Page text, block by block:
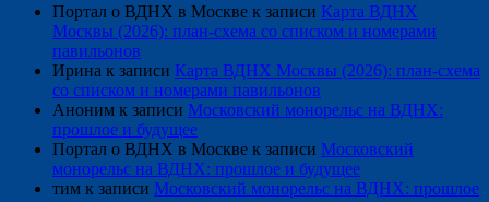
Портал о ВДНХ в Москве к записи Карта ВДНХ
Москвы (2026): план-схема со списком и номерами
павильонов
Ирина к записи Карта ВДНХ Москвы (2026): план-схема
со списком и номерами павильонов
Аноним к записи Московский монорельс на ВДНХ:
прошлое и будущее
Портал о ВДНХ в Москве к записи Московский
монорельс на ВДНХ: прошлое и будущее
тим к записи Московский монорельс на ВДНХ: прошлое